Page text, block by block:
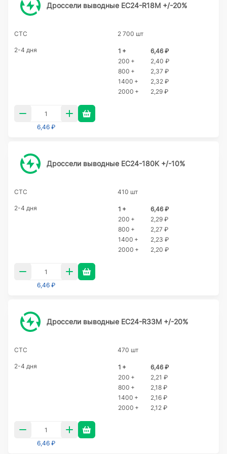
Дроссели выводные EC24-R18M +/-20%
CTC 2 700 шт
2-4 дня 1 +
6,46 ₽
200 +
2,40 ₽
800 +
2,37 ₽
1400 +
2,32 ₽
2000 +
2,29 ₽
6,46 ₽
Дроссели выводные EC24-180K +/-10%
CTC 410 шт
2-4 дня 1 +
6,46 ₽
200 +
2,29 ₽
800 +
2,27 ₽
1400 +
2,23 ₽
2000 +
2,20 ₽
6,46 ₽
Дроссели выводные EC24-R33M +/-20%
CTC 470 шт
2-4 дня 1 +
6,46 ₽
200 +
2,21 ₽
800 +
2,18 ₽
1400 +
2,16 ₽
2000 +
2,12 ₽
6,46 ₽